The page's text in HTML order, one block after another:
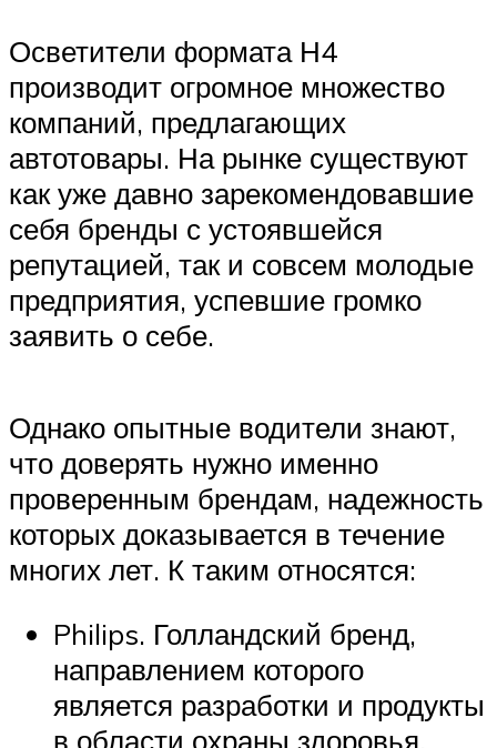
Осветители формата Н4
производит огромное множество
компаний, предлагающих
автотовары. На рынке существуют
как уже давно зарекомендовавшие
себя бренды с устоявшейся
репутацией, так и совсем молодые
предприятия, успевшие громко
заявить о себе.
Однако опытные водители знают,
что доверять нужно именно
проверенным брендам, надежность
которых доказывается в течение
многих лет. К таким относятся:
Philips. Голландский бренд,
направлением которого
является разработки и продукты
в области охраны здоровья,